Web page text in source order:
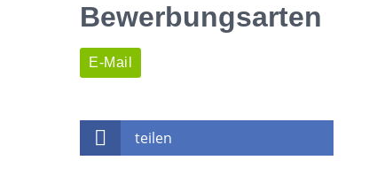
Bewerbungsarten
E-Mail
teilen